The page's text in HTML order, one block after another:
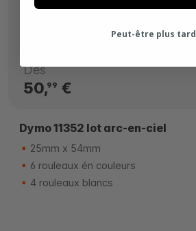
Dès
50,99 €
Dymo 11352 lot arc-en-ciel
25mm x 54mm
6 rouleaux én couleurs
4 rouleaux blancs
Peut-être plus tard